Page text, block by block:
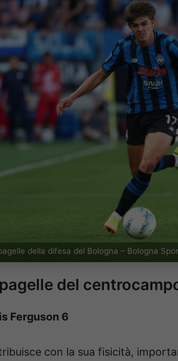
della difesa del Bologna – Bologna
del
Ferguson 6
con la sua fisicità,